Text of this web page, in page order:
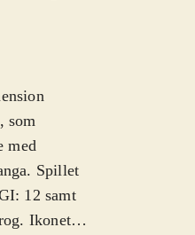
som
med
Spillet
12 samt
Ikonet